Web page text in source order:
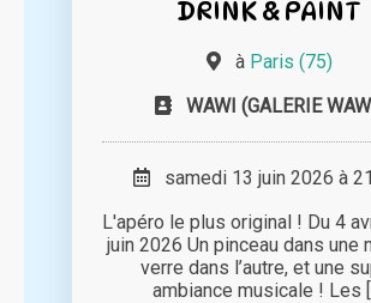
DRINK & PAINT
à Paris (75)
WAWI (GALERIE
samedi 13 juin 2026 à
L'apéro le plus original ! Du 4
juin 2026 Un pinceau dans une
verre dans l’autre, et une
ambiance musicale ! Les